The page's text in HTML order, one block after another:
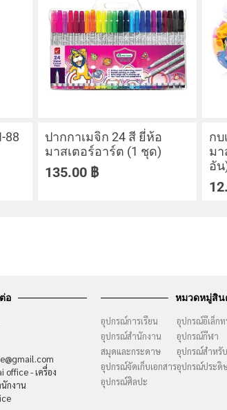
88
ปากกาเมจิก 24 สี ยี่ห้อ
มาสเตอร์อาร์ต (1 ชุด)
135.00 ฿
กบ
มา
อัน
อ
office - เครื่อง
นักงาน
หมวดหมู่สิน
อุปกรณ์การเรียน
อุปกรณ์สำนักงาน
สมุดและกระดาษ
อุปกรณ์จัดเก็บเอกสาร
อุปกรณ์ศิลปะ
อุปกรณ์อีเล็ก
อุปกรณ์กีฬา
อุปกรณ์สำหรั
อุปกรณ์ประดิ